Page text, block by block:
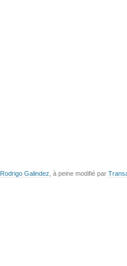
Rodrigo Galindez , à peine modifié par